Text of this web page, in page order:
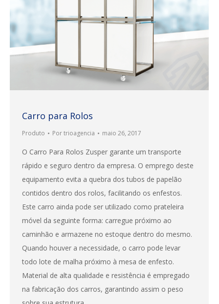
Carro para Rolos
Produto Portrioagencia maio 26, 2017
O Carro Para Rolos Zusper garante um transporte
rápido e seguro dentro da empresa. O emprego deste
equipamento evita a quebra dos tubos de papelão
contidos dentro dos rolos, facilitando os enfestos.
Este carro ainda pode ser utilizado como prateleira
móvel da seguinte forma: carregue próximo ao
caminhão e armazene no estoque dentro do mesmo.
Quando houver a necessidade, o carro pode levar
todo lote de malha próximo à mesa de enfesto.
Material de alta qualidade e resistência é empregado
na fabricação dos carros, garantindo assim o peso